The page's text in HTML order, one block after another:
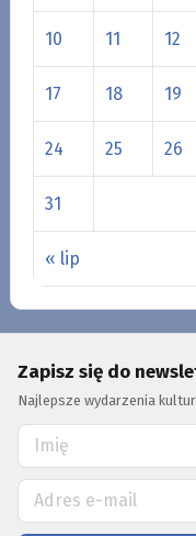
« lip
10 11 12
17 18 19
24 25 26
31
Zapisz się do
Najlepsze wydarzenia